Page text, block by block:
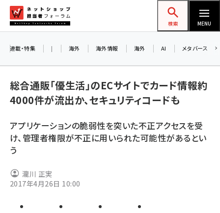
ン
ネットショップ担当者フォーラム
検索 MENU
yahoo (1898)
アスクル (1115)
連載・特集 | 海外 海外情報 海外 AI メタバース
総合通販「優生活」のECサイトでカード情報約
4000件が流出か、セキュリティコードも
アプリケーションの脆弱性を突いた不正アクセスを受
け、管理者権限が不正に用いられた可能性があるとい
う
瀧川 正実
2017年4月26日 10:00
お知らせ
AIが
アル
8/26（
交流